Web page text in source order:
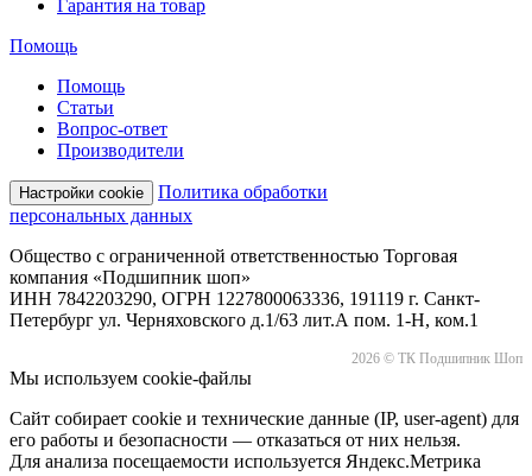
Гарантия на товар
Помощь
Помощь
Статьи
Вопрос-ответ
Производители
Настройки cookie
Политика обработки
персональных данных
Общество с ограниченной ответственностью Торговая
компания «Подшипник шоп»
ИНН 7842203290, ОГРН 1227800063336, 191119 г. Санкт-
Петербург ул. Черняховского д.1/63 лит.А пом. 1-Н, ком.1
2026 © ТК Подшипник Шоп
Мы используем cookie-файлы
Сайт собирает cookie и технические данные (IP, user-agent) для
его работы и безопасности — отказаться от них нельзя.
Для анализа посещаемости используется Яндекс.Метрика